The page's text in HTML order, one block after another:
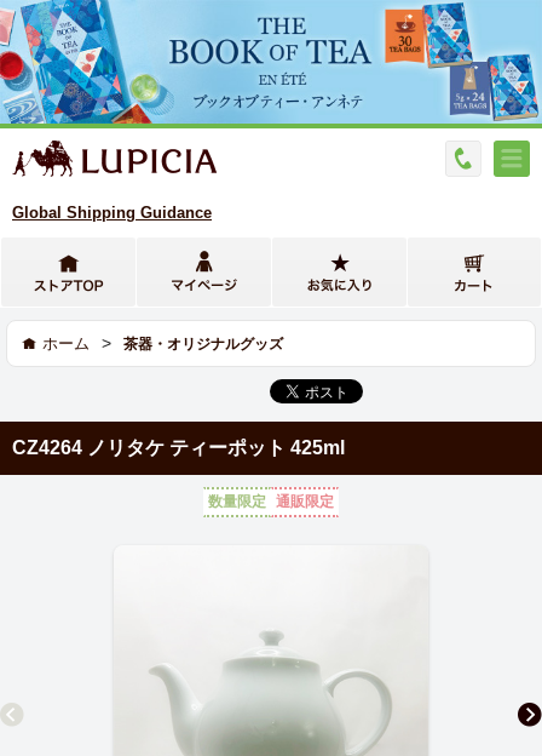
Global Shipping Guidance
ホーム > 茶器・オリジナルグッズ
CZ4264 ノリタケ ティーポット 425ml
数量限定 通販限定